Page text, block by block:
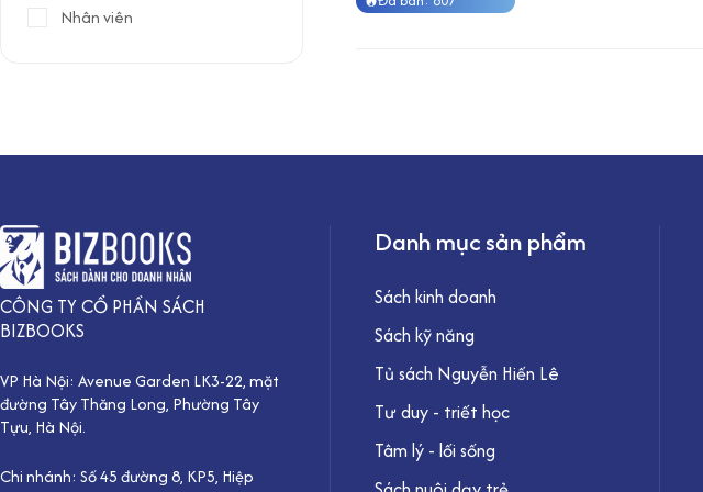
Nhân viên
CÔNG TY CỔ PHẦN SÁCH
BIZBOOKS
VP Hà Nội: Avenue Garden LK3-22, mặt
đường Tây Thăng Long, Phường Tây
Tựu, Hà Nội.
Chi nhánh: Số 45 đường 8, KP5, Hiệp
Danh mục sản phẩm
Sách kinh doanh
Sách kỹ năng
Tủ sách Nguyễn Hiến Lê
Tư duy - triết học
Tâm lý - lối sống